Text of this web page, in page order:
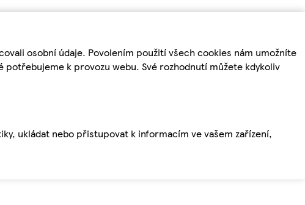
osobní údaje. Povolením použití všech cookies nám umožníte
k provozu webu. Své rozhodnutí můžete kdykoliv
ukládat nebo přistupovat k informacím ve vašem zařízení,